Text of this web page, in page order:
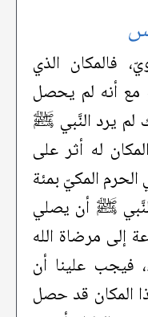
فالمكان الذي
أنه لم يحصل
لم يرد النَّبي ﷺ
له أثر على
المكيّ بمئة
ﷺ أن يصلي
إلى مرضاة الله
فيجب علينا أن
المكان قد حصل